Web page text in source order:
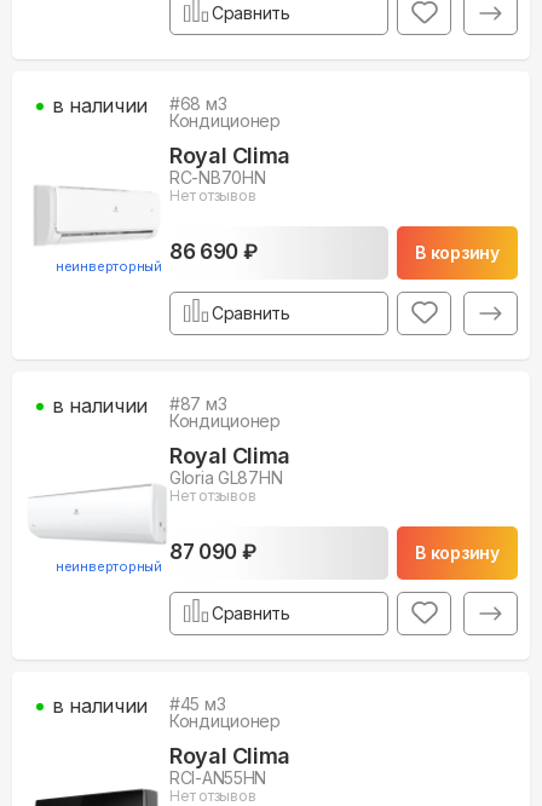
Сравнить
неинверторный
#68 м3
Кондиционер
Royal Clima
RC-NB70HN
Нет отзывов
86 690 ₽ В корзину
в наличии
Сравнить
неинверторный
#87 м3
Кондиционер
Royal Clima
Gloria GL87HN
Нет отзывов
87 090 ₽ В корзину
в наличии
Сравнить
#45 м3
Кондиционер
Royal Clima
RCI-AN55HN
Нет отзывов
в наличии